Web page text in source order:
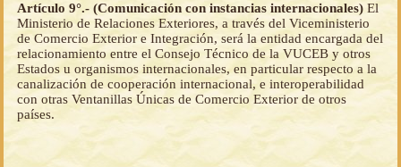
Artículo 9°.- (Comunicación con instancias internacionales) El
Ministerio de Relaciones Exteriores, a través del Viceministerio
de Comercio Exterior e Integración, será la entidad encargada del
relacionamiento entre el Consejo Técnico de la VUCEB y otros
Estados u organismos internacionales, en particular respecto a la
canalización de cooperación internacional, e interoperabilidad
con otras Ventanillas Únicas de Comercio Exterior de otros
países.